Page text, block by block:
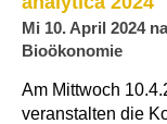
Mi 10. April 2024
Bioökonomie
Am Mittwoch
veranstalten die